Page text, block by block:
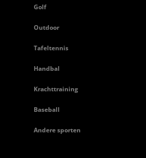
Golf
Outdoor
Tafeltennis
Handbal
Krachttraining
Baseball
Andere sporten